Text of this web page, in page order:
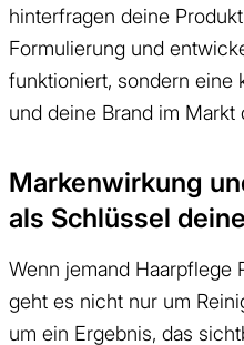
hinterfragen deine
Formulierung und
funktioniert, sondern eine
und deine Brand im Markt
Markenwirkung
als Schlüssel
Wenn jemand Haarpflege
geht es nicht nur um
um ein Ergebnis, das